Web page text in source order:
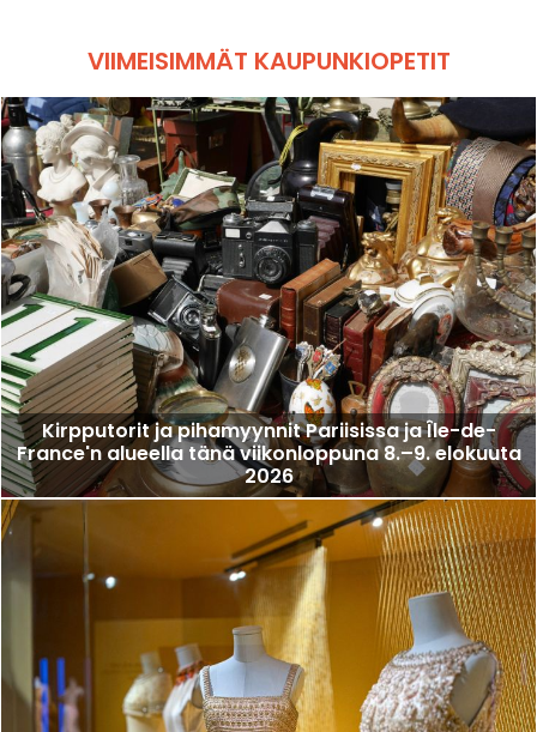
VIIMEISIMMÄT KAUPUNKIOPETIT
Kirpputorit ja pihamyynnit Pariisissa ja Île-de-
France'n alueella tänä viikonloppuna 8.–9. elokuuta
2026